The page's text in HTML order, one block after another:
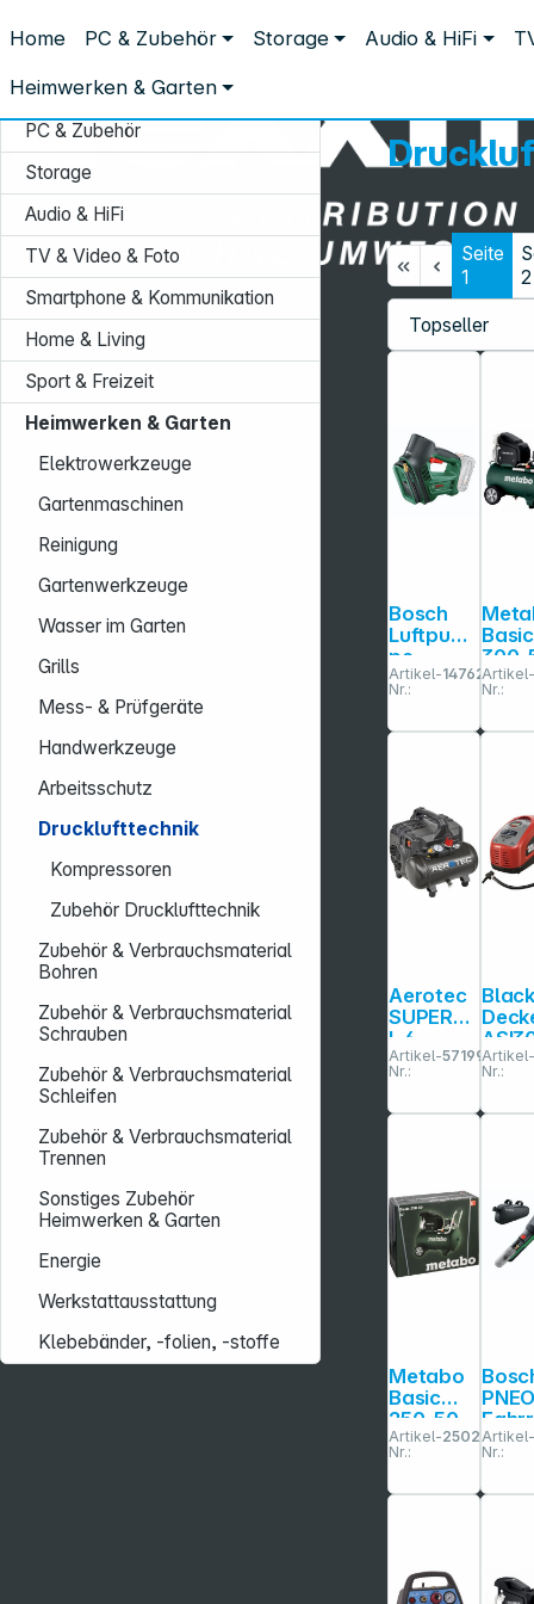
Home PC & Zubehör Storage Audio & HiFi
Heimwerken & Garten
Heimwerken & Garten Drucklufttechnik
PC & Zubehör
Storage
Audio & HiFi
TV & Video & Foto
Smartphone & Kommunikation
Home & Living
Sport & Freizeit
Heimwerken & Garten
Elektrowerkzeuge
Gartenmaschinen
Reinigung
Gartenwerkzeuge
Wasser im Garten
Grills
Mess- & Prüfgeräte
Handwerkzeuge
Arbeitsschutz
Drucklufttechnik
Kompressoren
Zubehör Drucklufttechnik
Zubehör & Verbrauchsmaterial
Bohren
Zubehör & Verbrauchsmaterial
Schrauben
Zubehör & Verbrauchsmaterial
Schleifen
Zubehör & Verbrauchsmaterial
Trennen
Sonstiges Zubehör
Heimwerken & Garten
Energie
Werkstattausstattung
Klebebänder, -folien, -stoffe
Seite
1
2
Bosch
Luftpum
pe
Universa
lPump
18V
Artikel-
Nr.:
147627
Basic
300-
sor
Artikel-
Nr.:
Aerotec
SUPERSI
L 6
Kolbenk
ompress
Artikel-
Nr.:
571993
sor
Artikel-
Nr.:
Metabo
Basic
250-50
Kompres
sor
Artikel-
Nr.:
250261
Akku-
Artikel-
Nr.:
Service-Hotline:
+49 931 9708–496
Mo. - Fr.: 08:00 - 17:00 Uhr